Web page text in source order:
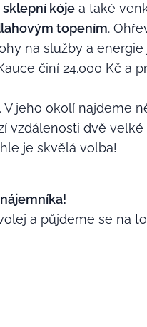
sklepní kóje a také
topením.
na služby a energie
činí 24.000 Kč a
. V jeho okolí najdeme
vzdálenosti dvě velké
je skvělá volba!
a půjdeme se na